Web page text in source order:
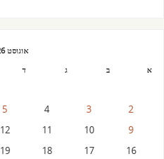
אוגוסט 2026
א
ב ג ד
2
3
4
5
9
10
11
12
16
17
18
19